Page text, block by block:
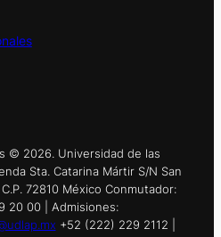
© 2026. Universidad de las
Sta. Catarina Mártir S/N San
72810 México Conmutador:
20 00 | Admisiones:
+52 (222) 229 2112 |